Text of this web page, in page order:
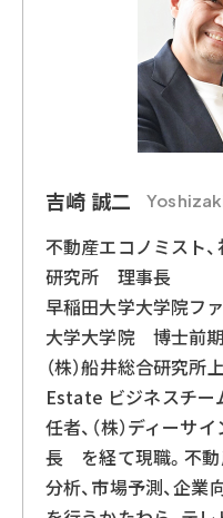
吉崎 誠二
不動産エコノミスト
研究所 理事長
早稲田大学大学院フ
大学大学院 博士前期
（株）船井総合研究
Estate ビジネスチー
任者、（株）ディー
長 を経て現職。不動
分析、市場予測、企